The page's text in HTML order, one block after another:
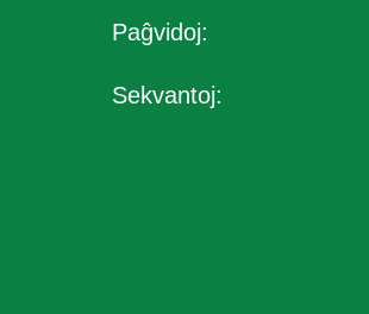
Paĝvidoj:
Sekvantoj: